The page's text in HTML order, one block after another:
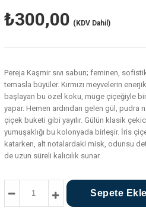
₺300,00 (KDV Dahil)
Pereja Kaşmir sıvı sabun; feminen,
temasla büyüler. Kırmızı meyvelerin
başlayan bu özel koku, müge çiçeğiyle
yapar. Hemen ardından gelen gül, pudra
çiçek buketi gibi yayılır. Gülün klasik
yumuşaklığı bu kolonyada birleşir. İris
katarken, alt notalardaki misk, odunsu
de uzun süreli kalıcılık sunar.